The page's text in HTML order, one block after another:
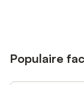
Populaire